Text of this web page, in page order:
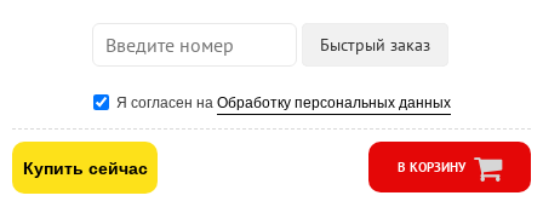
Я согласен на Обработку персональных данных
Купить сейчас В КОРЗИНУ